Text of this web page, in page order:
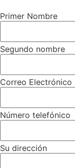
Primer Nombre
Segundo nombre
Correo Electrónico
Número telefónico
Su dirección